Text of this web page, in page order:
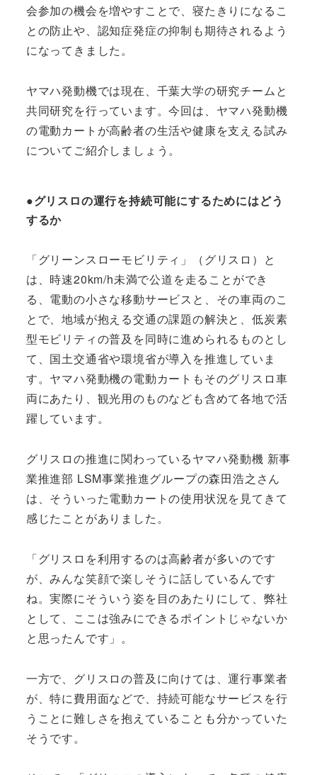
会参加の機会を増やすことで、寝たきりになるこ
との防止や、認知症発症の抑制も期待されるよう
になってきました。
ヤマハ発動機では現在、千葉大学の研究チームと
共同研究を行っています。今回は、ヤマハ発動機
の電動カートが高齢者の生活や健康を支える試み
についてご紹介しましょう。
●グリスロの運行を持続可能にするためにはどう
するか
「グリーンスローモビリティ」（グリスロ）と
は、時速20km/h未満で公道を走ることができ
る、電動の小さな移動サービスと、その車両のこ
とで、地域が抱える交通の課題の解決と、低炭素
型モビリティの普及を同時に進められるものとし
て、国土交通省や環境省が導入を推進していま
す。ヤマハ発動機の電動カートもそのグリスロ車
両にあたり、観光用のものなども含めて各地で活
躍しています。
グリスロの推進に関わっているヤマハ発動機 新事
業推進部 LSM事業推進グループの森田浩之さん
は、そういった電動カートの使用状況を見てきて
感じたことがありました。
「グリスロを利用するのは高齢者が多いのです
が、みんな笑顔で楽しそうに話しているんです
ね。実際にそういう姿を目のあたりにして、弊社
として、ここは強みにできるポイントじゃないか
と思ったんです」。
一方で、グリスロの普及に向けては、運行事業者
が、特に費用面などで、持続可能なサービスを行
うことに難しさを抱えていることも分かっていた
そうです。